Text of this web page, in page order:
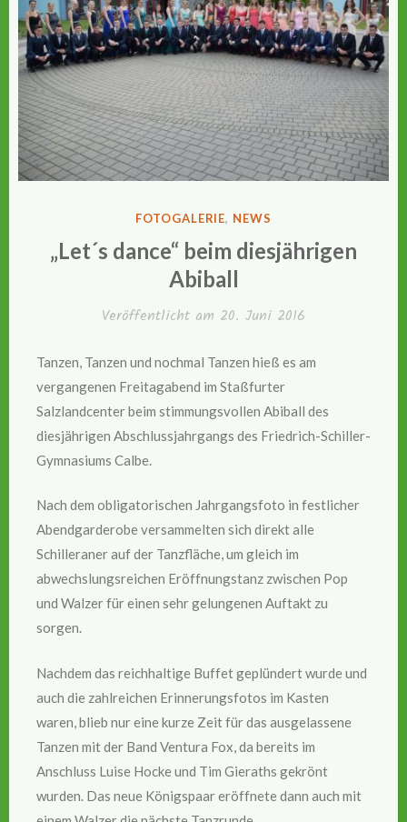
VERÖFFENTLICHT
FOTOGALERIE, NEWS
„Let´s dance“ beim diesjährigen
Abiball
Veröffentlicht am 20. Juni 2016
Tanzen, Tanzen und nochmal Tanzen hieß es am
vergangenen Freitagabend im Staßfurter
Salzlandcenter beim stimmungsvollen Abiball des
diesjährigen Abschlussjahrgangs des Friedrich-Schiller-
Gymnasiums Calbe.
Nach dem obligatorischen Jahrgangsfoto in festlicher
Abendgarderobe versammelten sich direkt alle
Schilleraner auf der Tanzfläche, um gleich im
abwechslungsreichen Eröffnungstanz zwischen Pop
und Walzer für einen sehr gelungenen Auftakt zu
sorgen.
Nachdem das reichhaltige Buffet geplündert wurde und
auch die zahlreichen Erinnerungsfotos im Kasten
waren, blieb nur eine kurze Zeit für das ausgelassene
Tanzen mit der Band Ventura Fox, da bereits im
Anschluss Luise Hocke und Tim Gieraths gekrönt
wurden. Das neue Königspaar eröffnete dann auch mit